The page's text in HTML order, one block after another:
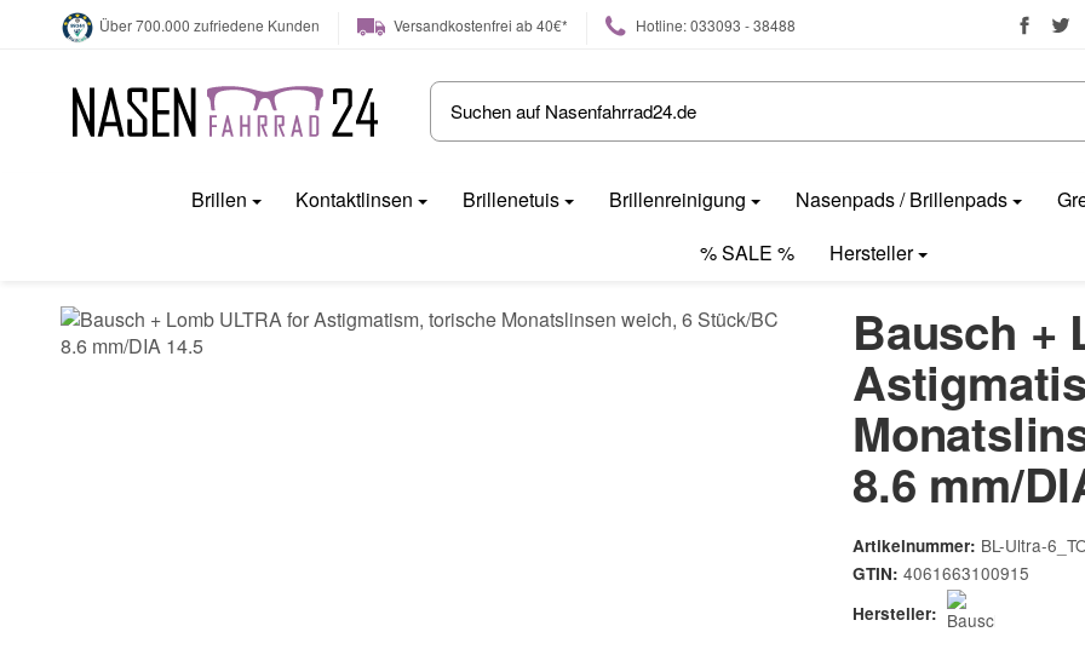
Über 700.000 zufriedene Kunden Versandkostenfrei ab 40€* Hotline: 033093 - 38488
Brillen Kontaktlinsen Brillenetuis Brillenreinigung Nasenpads / Brillenpads
% SALE %
Hersteller
Bausch +
8.6 mm/
Artikelnummer: BL-Ultra-
GTIN: 4061663100915
Hersteller: